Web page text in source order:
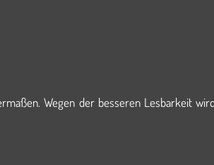
Wegen der besseren Lesbarkeit